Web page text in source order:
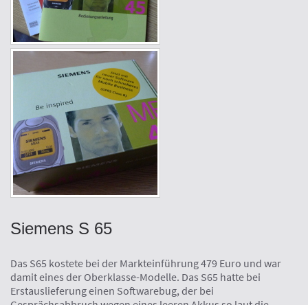
Siemens S 65
Das S65 kostete bei der Markteinführung 479 Euro und war
damit eines der Oberklasse-Modelle. Das S65 hatte bei
Erstauslieferung einen Softwarebug, der bei